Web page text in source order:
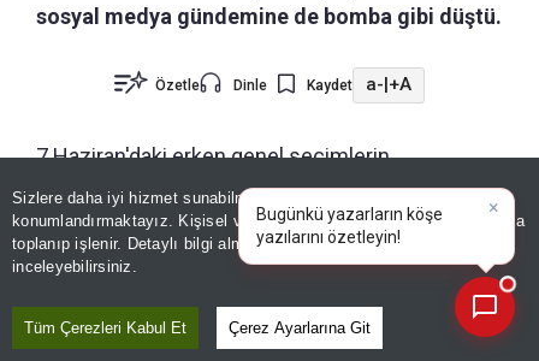
Sizlere daha iyi hizmet sunabilmek adına sitemizde
konumlandırmaktayız. Kişisel verileriniz, KVKK ve GDPR kapsamında
toplanıp işlenir. Detaylı bilgi almak içinAydınlatma Metnimizi
inceleyebilirsiniz.
Tüm Çerezleri Kabul Et Çerez Ayarlarına Git
sosyal medya gündemine de bomba gibi düştü.
Özetle Dinle Kaydet a-|+A
7 Haziran'daki erken genel seçimlerin
sonuçlarının kesinleşmesinin ardından Kosova
Meclisinin yeni başkanı ile yardımcılarını seçmek
üzere genel kurul toplandı. Seçimden birinci
(Vetevendosje) Genel Başkanı ve Başbakan Kurti,
Bugünkü yazarların köşe yazıl